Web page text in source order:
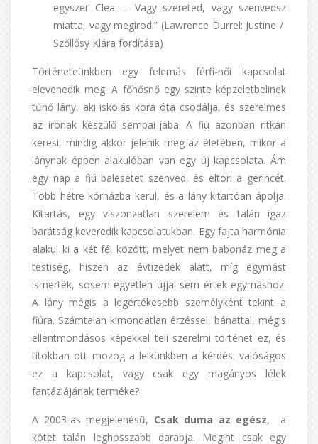
egyszer Clea. – Vagy szereted, vagy szenvedsz
miatta, vagy megírod.” (Lawrence Durrel: Justine /
Szőllősy Klára fordítása)
Történeteünkben egy felemás férfi-női kapcsolat
elevenedik meg. A főhősnő egy szinte képzeletbelinek
tűnő lány, aki iskolás kora óta csodálja, és szerelmes
az írónak készülő sempai-jába. A fiú azonban ritkán
keresi, mindig akkor jelenik meg az életében, mikor a
lánynak éppen alakulóban van egy új kapcsolata. Ám
egy nap a fiú balesetet szenved, és eltöri a gerincét.
Több hétre kórházba kerül, és a lány kitartóan ápolja.
Kitartás, egy viszonzatlan szerelem és talán igaz
barátság keveredik kapcsolatukban. Egy fajta harmónia
alakul ki a két fél között, melyet nem babonáz meg a
testiség, hiszen az évtizedek alatt, míg egymást
ismerték, sosem egyetlen újjal sem értek egymáshoz.
A lány mégis a legértékesebb személyként tekint a
fiúra. Számtalan kimondatlan érzéssel, bánattal, mégis
ellentmondásos képekkel teli szerelmi történet ez, és
titokban ott mozog a lelkünkben a kérdés: valóságos
ez a kapcsolat, vagy csak egy magányos lélek
fantáziájának terméke?
A 2003-as megjelenésű, Csak duma az egész, a
kötet talán leghosszabb darabja. Megint csak egy